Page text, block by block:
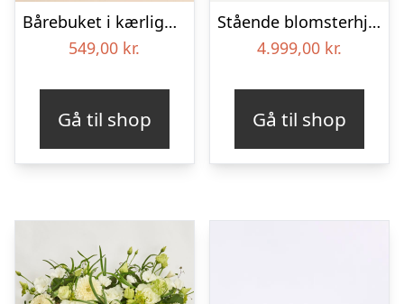
Bårebuket i kærlighedens farver
549,00 kr.
Gå til shop
Stående blomsterhjerte – Et eksklusivt farvel
4.999,00 kr.
Gå til shop